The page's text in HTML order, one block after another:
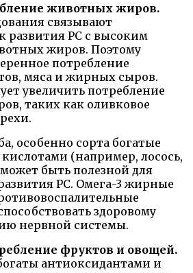
животных жиров.
связывают
РС с высоким
жиров. Поэтому
потребление
мяса и жирных сыров.
увеличить потребление
таких как оливковое
особенно сорта богатые
(например, лосось,
быть полезной для
РС. Омега-3 жирные
здоровому
нервной системы.
фруктов и овощей.
антиоксидантами и